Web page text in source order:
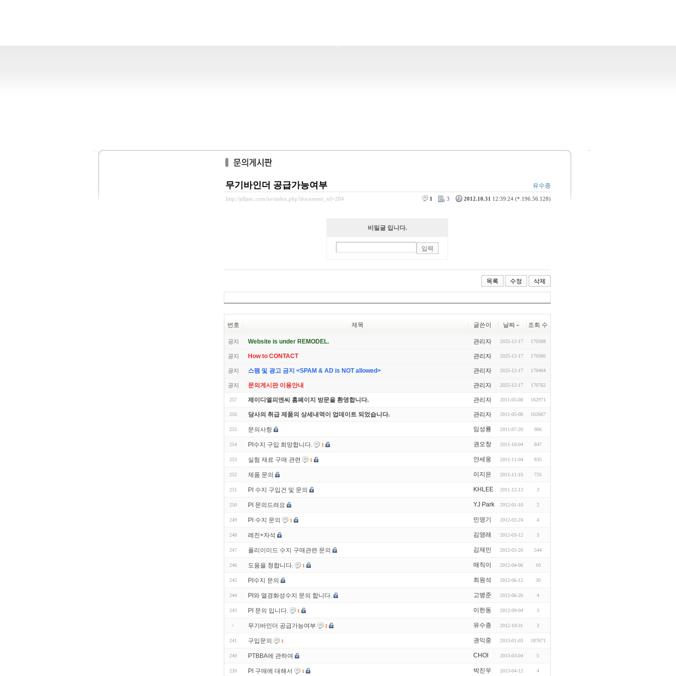
무기바인더 공급가능여부 유수종
http://jdlpnc.com/xe/index.php?document_srl=284 2012.10.31 12:39:24 (*.196.56.128)
3
1
비밀글 입니다.
목록 수정 삭제
번호 제목 글쓴이 날짜 조회 수
공지 Website is under REMODEL. 관리자 2025-12-17 170388
공지 How to CONTACT 관리자 2025-12-17 170366
공지 스팸 및 광고 금지 <SPAM & AD is NOT allowed> 관리자 2025-12-17 170464
공지 문의게시판 이용안내 관리자 2025-12-17 170762
257 제이디엘피엔씨 홈페이지 방문을 환영합니다. 관리자 2011-05-08 162971
256 당사의 취급 제품의 상세내역이 업데이트 되었습니다. 관리자 2011-05-08 162667
255 문의사항 임성룡 2011-07-20 906
254 PI수지 구입 희망합니다. 1 권오창 2011-10-04 847
253 실험 재료 구매 관련 1 안세웅 2011-11-04 835
252 제품 문의 이지은 2011-11-10 735
251 PI 수지 구입건 및 문의 KHLEE 2011-12-13 3
250 PI 문의드려요 YJ Park 2012-01-10 2
249 PI 수지 문의 1 민영기 2012-02-24 4
248 레진+자석 김영래 2012-03-12 3
247 폴리이미드 수지 구매관련 문의 김재민 2012-03-26 544
246 도움을 청합니다. 1 매직이 2012-04-06 10
245 PI수지 문의 최원석 2012-06-12 30
244 PI와 열경화성수지 문의 합니다. 고병준 2012-06-26 4
243 PI 문의 입니다. 1 이헌동 2012-09-04 3
무기바인더 공급가능여부 1 유수종 2012-10-31 3
241 구입문의 1 권익중 2013-01-03 187671
240 PTBBA에 관하여 CHOI 2013-03-04 5
239 PI 구매에 대해서 1 박진우 2013-04-12 4